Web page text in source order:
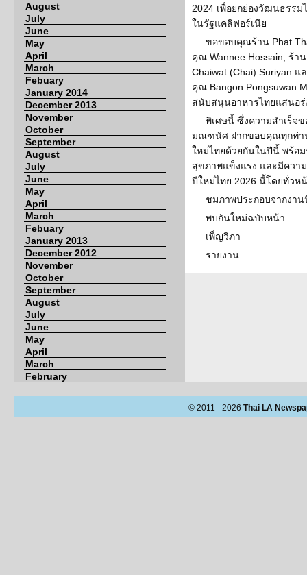
August
July
June
May
April
March
Febuary
January 2014
December 2013
November
October
September
August
July
June
May
April
March
Febuary
January 2013
December 2012
November
October
September
August
July
June
May
April
March
February
2024 เพื่อยกย่องวัฒนธรรม
ในรัฐแคลิฟอร์เนีย
ขอขอบคุณร้าน Phat
คุณ Wannee Hossain, ร้า
Chaiwat (Chai) Suriyan แ
คุณ Bangon Pongsuwan
สนับสนุนอาหารไทยแสนอร่
พิเศษนี้ ซึ่งความสำเร็จ
มณฑนัศ ฝากขอบคุณทุกท่า
ใหม่ไทยด้วยกันในปีนี้ พร้อ
สุขภาพแข็งแรง และมีควา
ปีใหม่ไทย 2026 นี้โดยทั่วห
ชมภาพประกอบจากงา
พบกันใหม่ฉบับหน้า
เพ็ญวิภา
รายงาน
© 2011 - 2026 Thai LA